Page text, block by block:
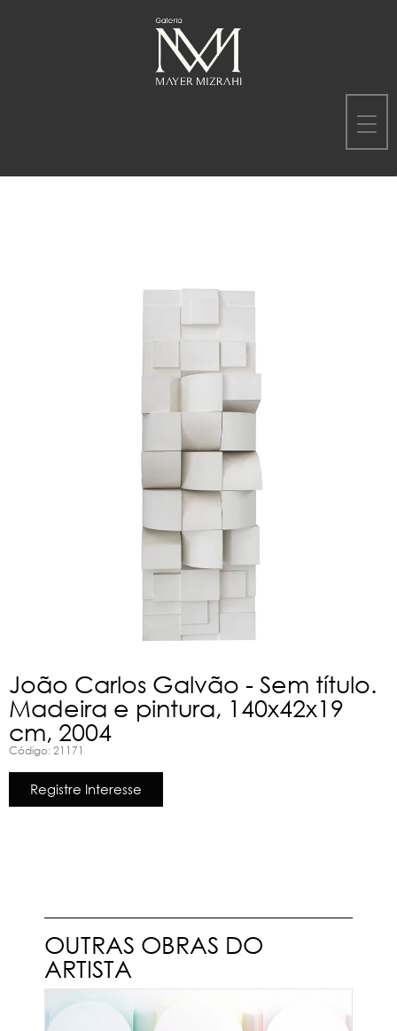
João Carlos Galvão - Sem título.
Madeira e pintura, 140x42x19
cm, 2004
Código: 21171
Registre Interesse
OUTRAS OBRAS DO
ARTISTA